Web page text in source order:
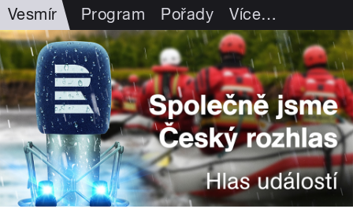
Vesmír Program Pořady Více…